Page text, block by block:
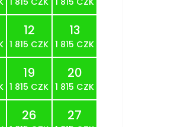
12
1 815 CZK
13
1 815 CZK
19
1 815 CZK
20
1 815 CZK
26 27